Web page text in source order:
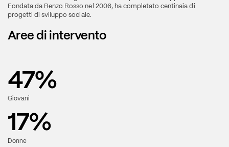
Fondata da Renzo Rosso nel 2006, ha completato centinaia di
progetti di sviluppo sociale.
Aree di intervento
47%
Giovani
17%
Donne